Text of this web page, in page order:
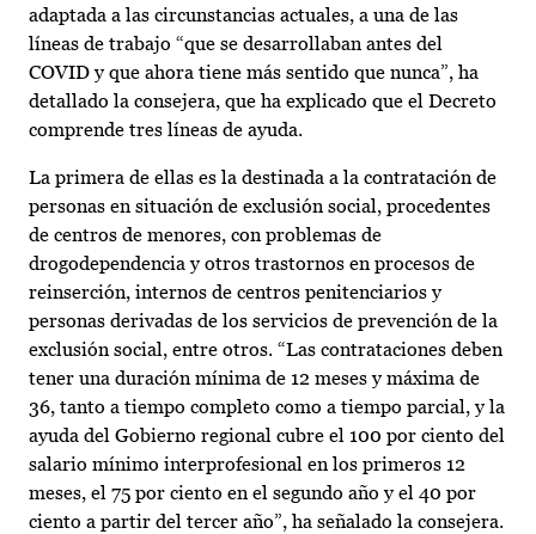
adaptada a las circunstancias actuales, a una de las
líneas de trabajo “que se desarrollaban antes del
COVID y que ahora tiene más sentido que nunca”, ha
detallado la consejera, que ha explicado que el Decreto
comprende tres líneas de ayuda.
La primera de ellas es la destinada a la contratación de
personas en situación de exclusión social, procedentes
de centros de menores, con problemas de
drogodependencia y otros trastornos en procesos de
reinserción, internos de centros penitenciarios y
personas derivadas de los servicios de prevención de la
exclusión social, entre otros. “Las contrataciones deben
tener una duración mínima de 12 meses y máxima de
36, tanto a tiempo completo como a tiempo parcial, y la
ayuda del Gobierno regional cubre el 100 por ciento del
salario mínimo interprofesional en los primeros 12
meses, el 75 por ciento en el segundo año y el 40 por
ciento a partir del tercer año”, ha señalado la consejera.